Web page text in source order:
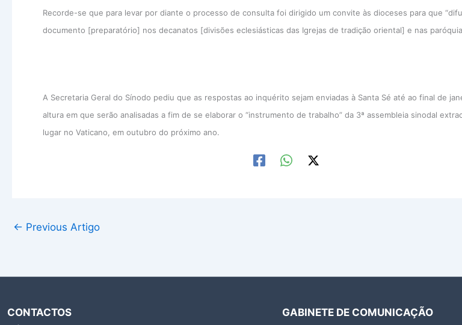
Recorde-se que para levar por diante o processo de consulta foi dirigido um convite às dioceses para que
documento [preparatório] nos decanatos [divisões eclesiásticas das Igrejas de tradição oriental] e nas
A Secretaria Geral do Sínodo pediu que as respostas ao inquérito sejam enviadas à Santa Sé até ao final de
altura em que serão analisadas a fim de se elaborar o “instrumento de trabalho” da 3ª assembleia sinodal
lugar no Vaticano, em outubro do próximo ano.
← Previous Artigo
CONTACTOS
GABINETE DE COMUNICAÇÃO